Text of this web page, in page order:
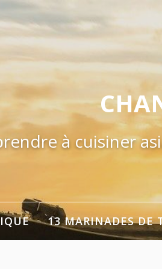
à cuisiner
13 MARINADES DE